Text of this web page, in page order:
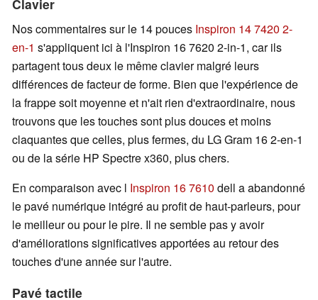
Clavier
Nos commentaires sur le 14 pouces Inspiron 14 7420 2-
en-1 s'appliquent ici à l'Inspiron 16 7620 2-in-1, car ils
partagent tous deux le même clavier malgré leurs
différences de facteur de forme. Bien que l'expérience de
la frappe soit moyenne et n'ait rien d'extraordinaire, nous
trouvons que les touches sont plus douces et moins
claquantes que celles, plus fermes, du LG Gram 16 2-en-1
ou de la série HP Spectre x360, plus chers.
En comparaison avec l Inspiron 16 7610 dell a abandonné
le pavé numérique intégré au profit de haut-parleurs, pour
le meilleur ou pour le pire. Il ne semble pas y avoir
d'améliorations significatives apportées au retour des
touches d'une année sur l'autre.
Pavé tactile